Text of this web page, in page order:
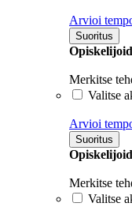
Arvioi
Suoritus
Merkitse
Valitse
Arvioi
Suoritus
Merkitse
Valitse